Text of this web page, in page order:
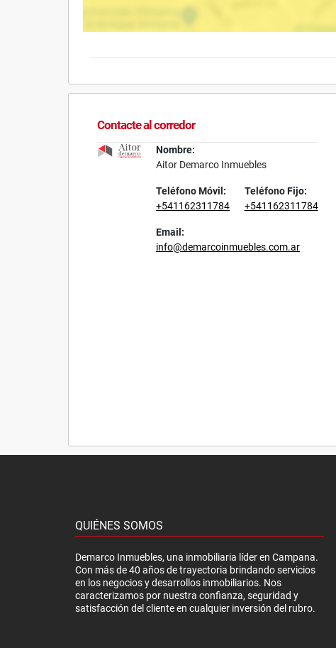
Contacte al corredor
Nombre:
Aitor Demarco Inmuebles
Teléfono Móvil:
+541162311784
Teléfono Fijo:
+541162311784
Email:
info@demarcoinmuebles.com.ar
QUIÉNES SOMOS
Demarco Inmuebles, una inmobiliaria líder en Campana.
Con más de 40 años de trayectoria brindando servicios
en los negocios y desarrollos inmobiliarios. Nos
caracterizamos por nuestra confianza, seguridad y
satisfacción del cliente en cualquier inversión del rubro.